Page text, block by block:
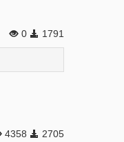
0 1791
4358 2705